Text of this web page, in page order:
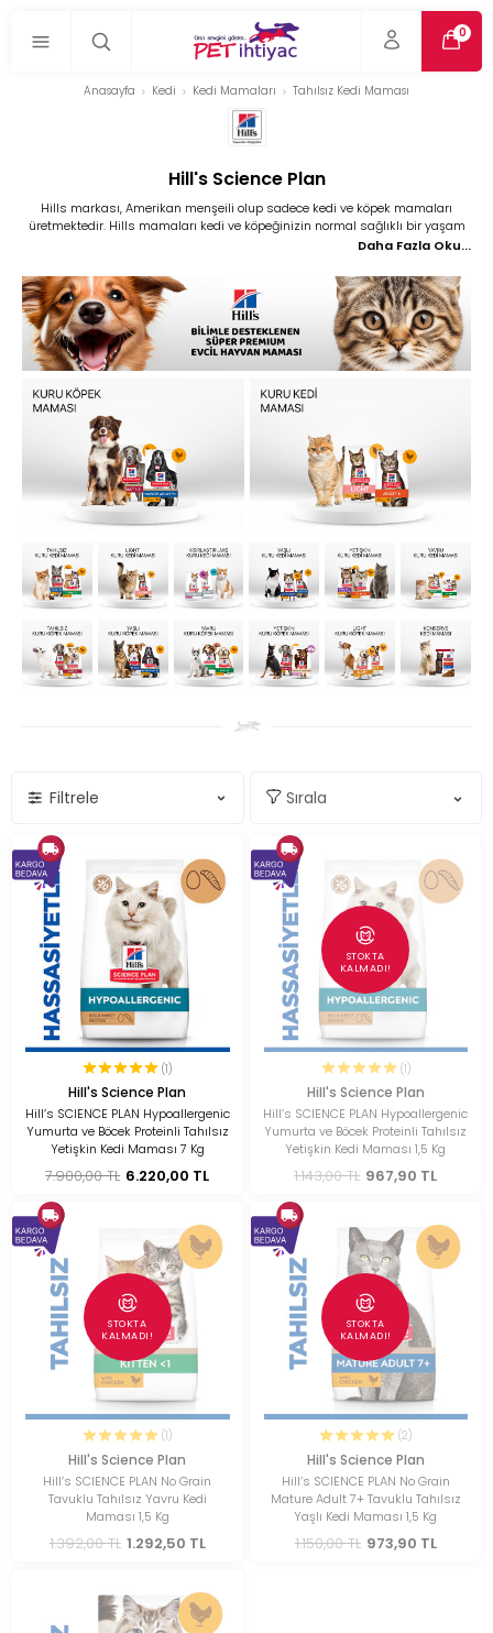
0
Anasayfa Kedi Kedi Mamaları Tahılsız Kedi Maması
Hill's Science Plan
Hills markası, Amerikan menşeili olup sadece kedi ve köpek mamaları
üretmektedir. Hills mamaları kedi ve köpeğinizin normal sağlıklı bir yaşam
sürdüğünde ve hastalık evresinde verebileceğimiz günlük tüm besinleri
hills kedi ve köpek mamaları Avrupa gdo kuralları nedeni ile Amerika
kıtasından gelmemektedir, şuanda avrupanın çeşitli ülkelerinde üretim
yapılmaktadır. Hills markası ürettiği bazı ürünleri şu şekildedir; hills kuru
kedi maması, hills konserve maması, hills kuru köpek maması ve hills
köpek konservesidir.
Daha Fazla Oku...
Filtrele
(1)
Hill's Science Plan
Hill’s SCIENCE PLAN Hypoallergenic
Yumurta ve Böcek Proteinli Tahılsız
Yetişkin Kedi Maması 7 Kg
7.900,00 TL 6.220,00 TL
STOKTA
KALMADI!
(1)
Hill's Science Plan
Hill’s SCIENCE PLAN Hypoallergenic
Yumurta ve Böcek Proteinli Tahılsız
Yetişkin Kedi Maması 1,5 Kg
1.143,00 TL 967,90 TL
STOKTA
KALMADI!
(1)
Hill's Science Plan
Hill’s SCIENCE PLAN No Grain
Tavuklu Tahılsız Yavru Kedi
Maması 1,5 Kg
1.392,00 TL 1.292,50 TL
STOKTA
KALMADI!
(2)
Hill's Science Plan
Hill’s SCIENCE PLAN No Grain
Mature Adult 7+ Tavuklu Tahılsız
Yaşlı Kedi Maması 1,5 Kg
1.150,00 TL 973,90 TL